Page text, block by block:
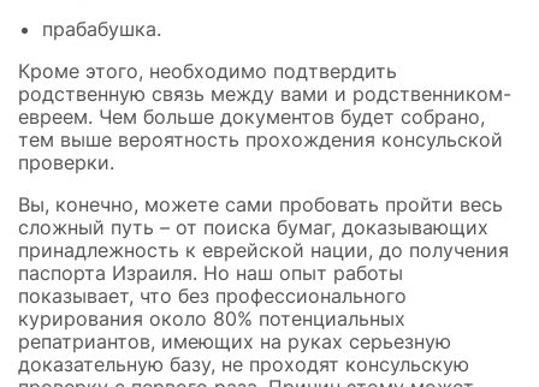
прабабушка.
Кроме этого, необходимо подтвердить
родственную связь между вами и родственником-
евреем. Чем больше документов будет собрано,
тем выше вероятность прохождения консульской
проверки.
Вы, конечно, можете сами пробовать пройти весь
сложный путь – от поиска бумаг, доказывающих
принадлежность к еврейской нации, до получения
паспорта Израиля. Но наш опыт работы
показывает, что без профессионального
курирования около 80% потенциальных
репатриантов, имеющих на руках серьезную
доказательную базу, не проходят консульскую